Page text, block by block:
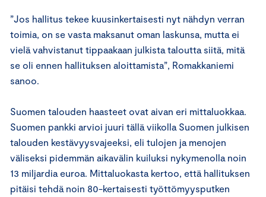
”Jos hallitus tekee kuusinkertaisesti nyt nähdyn verran
toimia, on se vasta maksanut oman laskunsa, mutta ei
vielä vahvistanut tippaakaan julkista taloutta siitä, mitä
se oli ennen hallituksen aloittamista”, Romakkaniemi
sanoo.
Suomen talouden haasteet ovat aivan eri mittaluokkaa.
Suomen pankki arvioi juuri tällä viikolla Suomen julkisen
talouden kestävyysvajeeksi, eli tulojen ja menojen
väliseksi pidemmän aikavälin kuiluksi nykymenolla noin
13 miljardia euroa. Mittaluokasta kertoo, että hallituksen
pitäisi tehdä noin 80-kertaisesti työttömyysputken